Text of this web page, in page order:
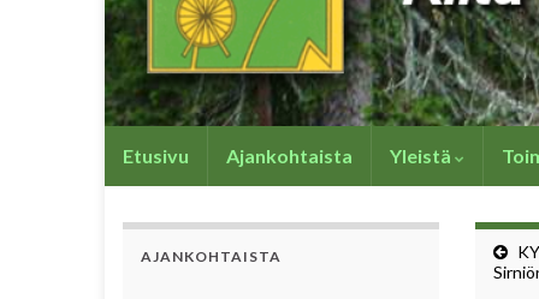
Etusivu Ajankohtaista Yleistä
AJANKOHTAISTA